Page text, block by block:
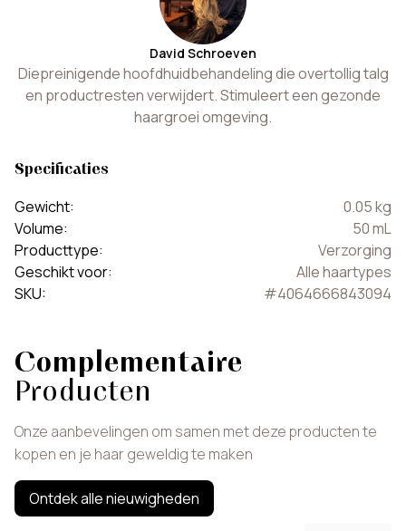
David Schroeven
Diepreinigende hoofdhuidbehandeling die overtollig talg
en productresten verwijdert. Stimuleert een gezonde
haargroei omgeving.
Specificaties
Gewicht: 0.05kg
Volume: 50mL
Producttype:
Verzorging
Geschikt voor:
Alle haartypes
SKU: #4064666843094
Complementaire
Producten
Onze aanbevelingen om samen met deze producten te
kopen en je haar geweldig te maken
Ontdek alle nieuwigheden